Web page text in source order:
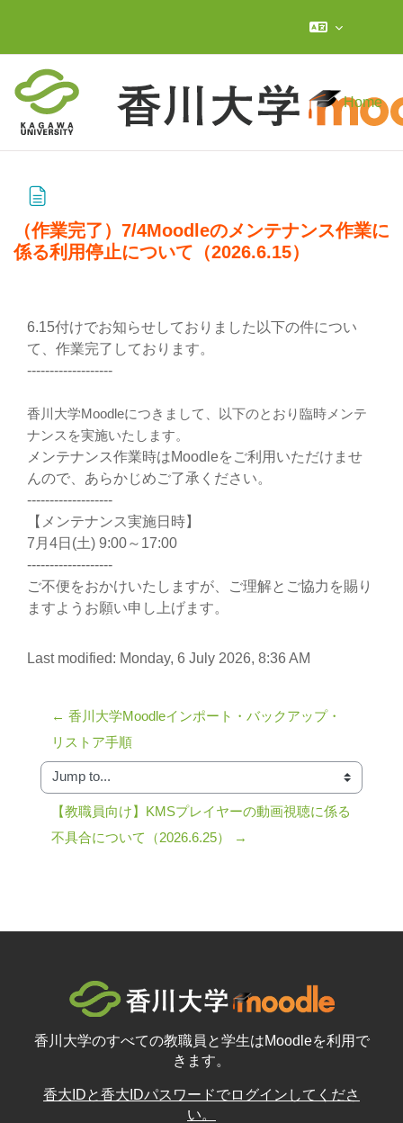
Home
（作業完了）7/4Moodleのメンテナンス作業に
係る利用停止について（2026.6.15）
6.15付けでお知らせしておりました以下の件につい
て、作業完了しております。
-------------------
香川大学Moodleにつきまして、以下のとおり臨時メンテ
ナンスを実施いたします。
メンテナンス作業時はMoodleをご利用いただけませ
んので、あらかじめご了承ください。
-------------------
【メンテナンス実施日時】
7月4日(土) 9:00～17:00
-------------------
ご不便をおかけいたしますが、ご理解とご協力を賜り
ますようお願い申し上げます。
Last modified: Monday, 6 July 2026, 8:36 AM
← 香川大学Moodleインポート・バックアップ・
リストア手順
Jump to...
【教職員向け】KMSプレイヤーの動画視聴に係る
不具合について（2026.6.25） →
香川大学のすべての教職員と学生はMoodleを利用で
きます。
香大IDと香大IDパスワードでログインしてくださ
い。